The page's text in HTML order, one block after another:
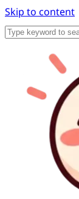
Skip to content